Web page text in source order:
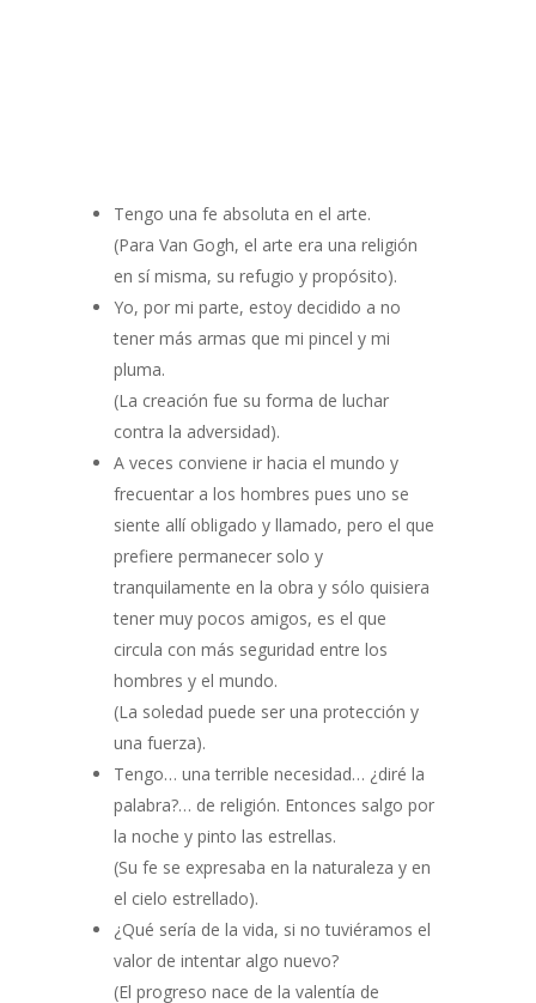
Tengo una fe absoluta en el arte.
(Para Van Gogh, el arte era una religión
en sí misma, su refugio y propósito).
Yo, por mi parte, estoy decidido a no
tener más armas que mi pincel y mi
pluma.
(La creación fue su forma de luchar
contra la adversidad).
A veces conviene ir hacia el mundo y
frecuentar a los hombres pues uno se
siente allí obligado y llamado, pero el que
prefiere permanecer solo y
tranquilamente en la obra y sólo quisiera
tener muy pocos amigos, es el que
circula con más seguridad entre los
hombres y el mundo.
(La soledad puede ser una protección y
una fuerza).
Tengo… una terrible necesidad… ¿diré la
palabra?… de religión. Entonces salgo por
la noche y pinto las estrellas.
(Su fe se expresaba en la naturaleza y en
el cielo estrellado).
¿Qué sería de la vida, si no tuviéramos el
valor de intentar algo nuevo?
(El progreso nace de la valentía de